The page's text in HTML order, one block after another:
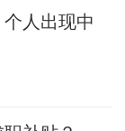
人出现中